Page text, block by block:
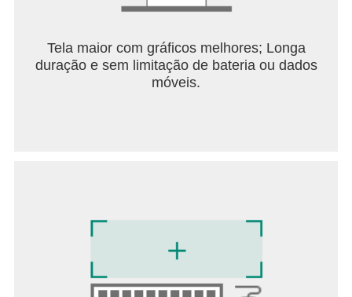
Tela maior com gráficos melhores; Longa
duração e sem limitação de bateria ou dados
móveis.